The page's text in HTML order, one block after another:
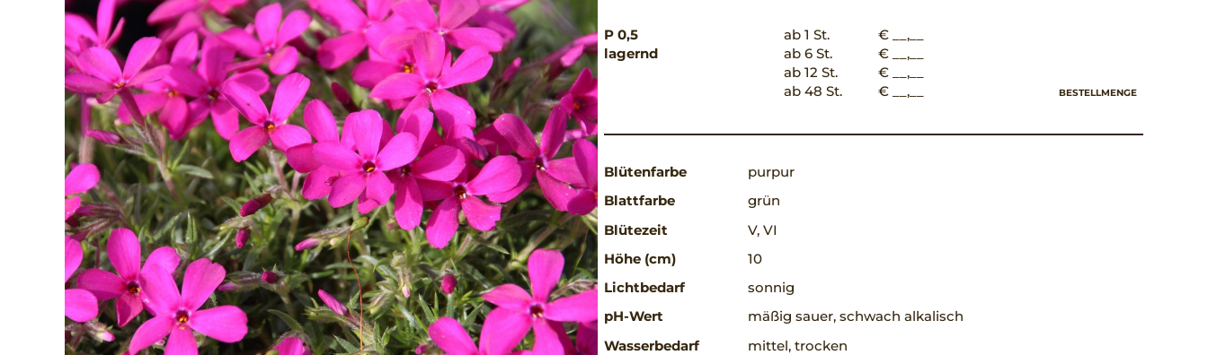
P 0,5
lagernd
ab 1 St.
€ __,__
ab 6 St.
€ __,__
ab 12 St.
€ __,__
ab 48 St.
€ __,__ BESTELLMENGE
Blütenfarbe
purpur
Blattfarbe
grün
Blütezeit
V, VI
Höhe (cm)
10
Lichtbedarf
sonnig
pH-Wert
mäßig sauer, schwach alkalisch
Wasserbedarf
mittel, trocken